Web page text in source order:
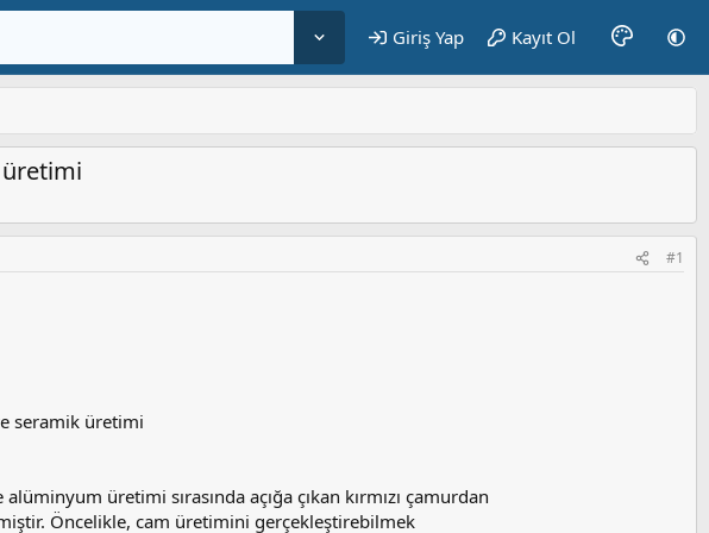
Giriş Yap Kayıt Ol
üretimi
#1
seramik üretimi
üretimi sırasında açığa çıkan kırmızı çamurdan
Öncelikle, cam üretimini gerçekleştirebilmek